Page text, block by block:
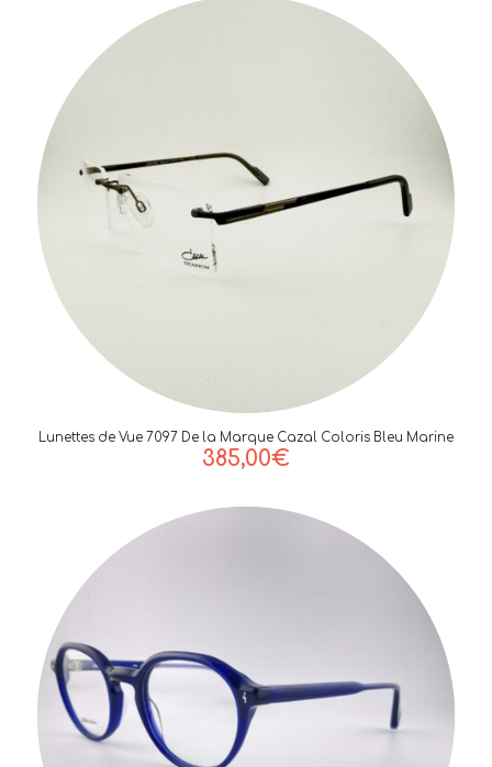
Lunettes de Vue 7097 De la Marque Cazal Coloris Bleu Marine
385,00€